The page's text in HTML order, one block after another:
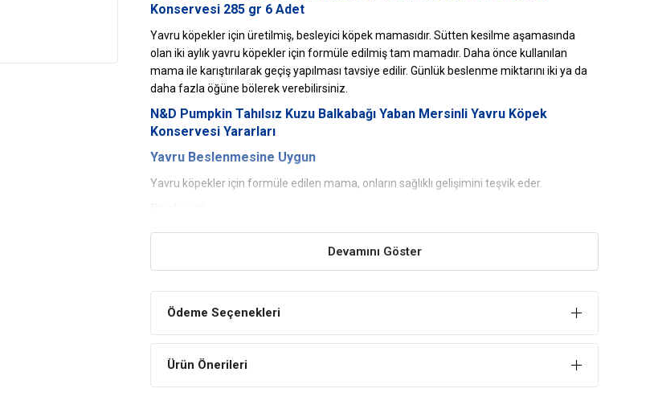
Konservesi 285 gr 6 Adet
Yavru köpekler için üretilmiş, besleyici köpek mamasıdır. Sütten kesilme aşamasında
olan iki aylık yavru köpekler için formüle edilmiş tam mamadır. Daha önce kullanılan
mama ile karıştırılarak geçiş yapılması tavsiye edilir. Günlük beslenme miktarını iki ya da
daha fazla öğüne bölerek verebilirsiniz.
N&D Pumpkin Tahılsız Kuzu Balkabağı Yaban Mersinli Yavru Köpek
Konservesi Yararları
Yavru Beslenmesine Uygun
Yavru köpekler için formüle edilen mama, onların sağlıklı gelişimini teşvik eder.
Besin bileşenleri yönünden yoğun olan köpek konservesi, yavruların sağlıklı ve dengeli
Bileşim
Balkabağı (%5),
Devamını Göster
Ödeme Seçenekleri
Ürün Önerileri